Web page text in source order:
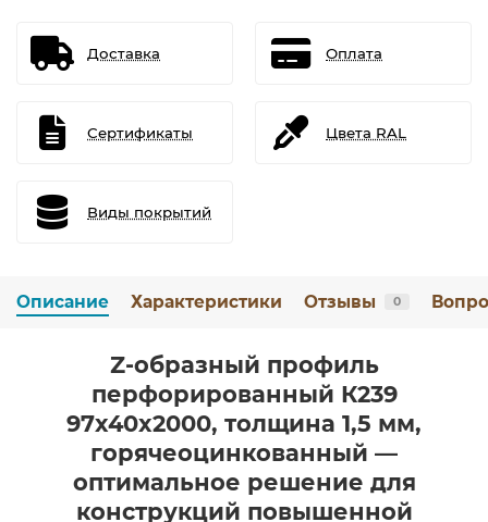
Доставка Оплата
Сертификаты Цвета RAL
Виды покрытий
Описание Характеристики Отзывы 0
Z-образный профиль
перфорированный К239
97x40x2000, толщина 1,5 мм,
горячеоцинкованный —
оптимальное решение для
конструкций повышенной